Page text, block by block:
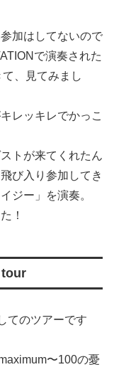
加はしてないので
で演奏された
、見てみまし
レッキレでかっこ
トが来てくれたん
び入り参加してき
ジー」を演奏。
！
てのツアーです
〜100の憂